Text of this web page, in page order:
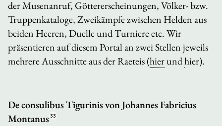
der Musenanruf, Göttererscheinungen, Völker- bzw.
Truppenkataloge, Zweikämpfe zwischen Helden aus
beiden Heeren, Duelle und Turniere etc. Wir
präsentieren auf diesem Portal an zwei Stellen jeweils
mehrere Ausschnitte aus derRaeteis(hierundhier).
De consulibus Tigurinisvon Johannes Fabricius
Montanus33